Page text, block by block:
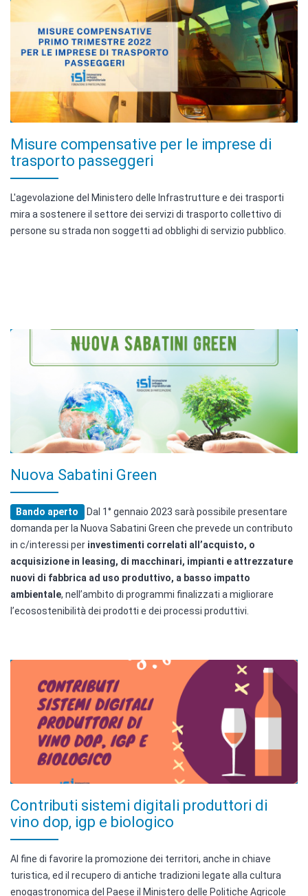
Misure compensative per le imprese di
trasporto passeggeri
L'agevolazione del Ministero delle Infrastrutture e dei trasporti
mira a sostenere il settore dei servizi di trasporto collettivo di
persone su strada non soggetti ad obblighi di servizio pubblico.
Nuova Sabatini Green
Bando aperto
Dal 1° gennaio 2023 sarà possibile presentare
domanda per la Nuova Sabatini Green che prevede un contributo
in c/interessi per investimenti correlati all’acquisto, o
acquisizione in leasing, di macchinari, impianti e attrezzature
nuovi di fabbrica ad uso produttivo, a basso impatto
ambientale, nell’ambito di programmi finalizzati a migliorare
l’ecosostenibilità dei prodotti e dei processi produttivi.
Contributi sistemi digitali produttori di
vino dop, igp e biologico
Al fine di favorire la promozione dei territori, anche in chiave
turistica, ed il recupero di antiche tradizioni legate alla cultura
enogastronomica del Paese il Ministero delle Politiche Agricole